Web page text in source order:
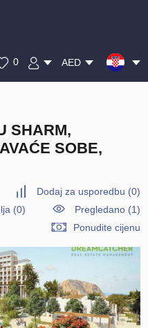
0 AED
SHARM,
SOBE,
Dodaj za usporedbu (0)
(0)
Pregledano (1)
Ponudite cijenu